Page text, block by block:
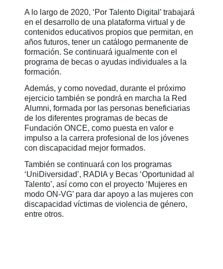
A lo largo de 2020, ‘Por Talento Digital’ trabajará
en el desarrollo de una plataforma virtual y de
contenidos educativos propios que permitan, en
años futuros, tener un catálogo permanente de
formación. Se continuará igualmente con el
programa de becas o ayudas individuales a la
formación.
Además, y como novedad, durante el próximo
ejercicio también se pondrá en marcha la Red
Alumni, formada por las personas beneficiarias
de los diferentes programas de becas de
Fundación ONCE, como puesta en valor e
impulso a la carrera profesional de los jóvenes
con discapacidad mejor formados.
También se continuará con los programas
‘UniDiversidad’, RADIA y Becas ‘Oportunidad al
Talento’, así como con el proyecto ‘Mujeres en
modo ON-VG’ para dar apoyo a las mujeres con
discapacidad víctimas de violencia de género,
entre otros.